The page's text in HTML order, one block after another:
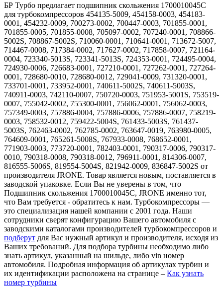
БР Турбо предлагает подшипник скольжения 1700010045C
для турбокомпрессоров 454135-5009, 454158-0003, 454183-
0001, 454232-0009, 700273-0002, 700447-0003, 701855-0001,
701855-0005, 701855-0008, 705097-0002, 707240-0001, 708866-
5002S, 708867-5002S, 710060-0001, 710641-0001, 713672-5007,
714467-0008, 717384-0002, 717627-0002, 717858-0007, 721164-
0004, 723340-5013S, 723341-5013S, 724353-0001, 724495-0004,
724930-0006, 726683-0001, 727210-0001, 727262-0001, 727264-
0001, 728680-0010, 728680-0012, 729041-0009, 731320-0001,
733701-0001, 733952-0001, 740611-5002S, 740611-5003S,
740911-0003, 742110-0007, 750720-0003, 751953-5001S, 753519-
0007, 755042-0002, 755300-0001, 756062-0001, 756062-0003,
757349-0003, 757886-0004, 757886-0006, 757886-0007, 758219-
0003, 758532-0012, 759422-5004S, 761433-5003S, 761437-
5003S, 762463-0002, 762785-0002, 763647-0019, 763980-0005,
764609-0001, 765261-5008S, 767933-0008, 768652-0001,
771903-0003, 773720-0001, 782403-0001, 790317-0006, 790317-
0010, 790318-0008, 790318-0012, 796911-0001, 814306-0007,
816555-5006S, 819554-5004S, 821942-0009, 836847-5002S от
производителя JRONE. Товар является новым, поставляется в
заводской упаковке. Если Вы не уверены в том, что
Подшипник скольжения 1700010045C, JRONE именно тот,
что Вам требуется - обратитесь к нам. Турбокомпрессоры —
это специализация нашей компании с 2001 года. Наши
сотрудники сверят конфигурацию Вашего автомобиля с
заводскими каталогами производителей турбокомпрессоров и
подберут для Вас нужный артикул и производителя, исходя из
Ваших требований. Для подбора турбины необходимо либо
знать артикул, указанный на шильде, либо vin номер
автомобиля. Подробная информация об артикулах турбин и
их идентификации расположена на странице – Как узнать
номер турбины